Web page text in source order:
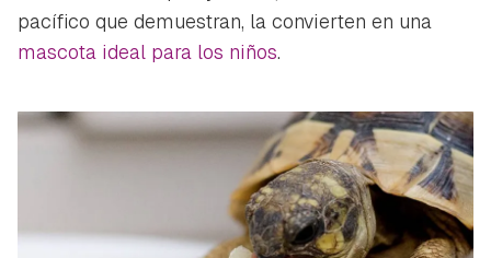
pacífico que demuestran, la convierten en una
mascota ideal para los niños.